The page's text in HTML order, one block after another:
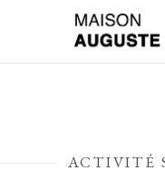
ACTIVITÉ